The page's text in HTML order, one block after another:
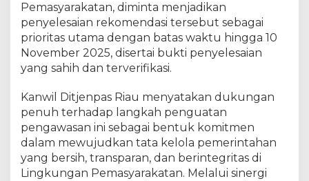
K
B
e
r
s
m
a
I
n
s
Pemasyarakatan, diminta menjadikan
penyelesaian rekomendasi tersebut sebagai
prioritas utama dengan batas waktu hingga 10
November 2025, disertai bukti penyelesaian
yang sahih dan terverifikasi.
Kanwil Ditjenpas Riau menyatakan dukungan
penuh terhadap langkah penguatan
pengawasan ini sebagai bentuk komitmen
dalam mewujudkan tata kelola pemerintahan
yang bersih, transparan, dan berintegritas di
Lingkungan Pemasyarakatan. Melalui sinergi